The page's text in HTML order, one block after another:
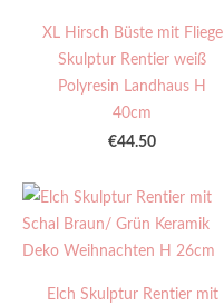
XL Hirsch Büste mit Fliege
Skulptur Rentier weiß
Polyresin Landhaus H
40cm
€44.50
Elch Skulptur Rentier mit